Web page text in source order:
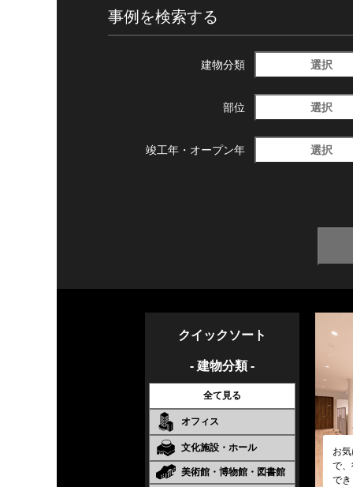
事例を検索する
建物分類 選択
部位 選択
竣工年・ オープン年 選択
クイックソート
- 建物分類 -
全て見る
オフィス
文化施設・ホール
美術館・博物館・図書館
お
で
で